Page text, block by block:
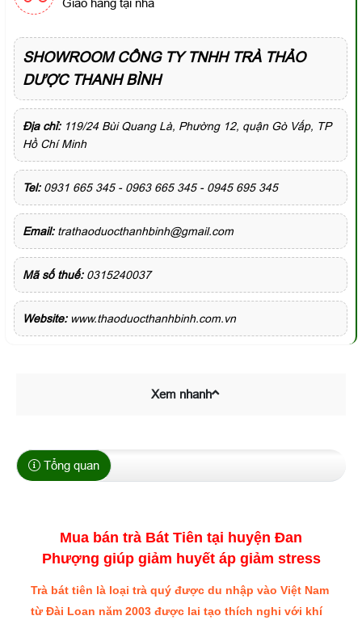
SHOWROOM CÔNG TY TNHH TRÀ THẢO
DƯỢC THANH BÌNH
Địa chỉ: 119/24 Bùi Quang Là, Phường 12, quận Gò Vấp, TP
Hồ Chí Minh
Tel:0931 665 345 - 0963 665 345 - 0945 695 345
Email:trathaoduocthanhbinh@gmail.com
Mã số thuế: 0315240037
Website:www.thaoduocthanhbinh.com.vn
Xem nhanh
Tổng quan
Mua bán trà Bát Tiên tại huyện Đan
Phượng giúp giảm huyết áp giảm stress
Trà bát tiên là loại trà quý được du nhập vào Việt Nam
từ Đài Loan năm 2003 được lai tạo thích nghi với khí